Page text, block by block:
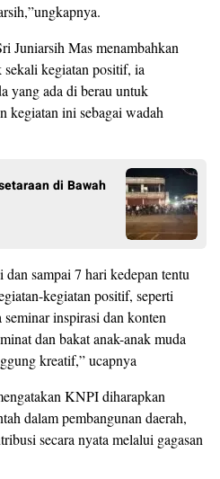
Juniarsih Mas menambahkan
sekali kegiatan positif, ia
yang ada di berau untuk
kegiatan ini sebagai wadah
di Bawah
sampai 7 hari kedepan tentu
kegiatan positif, seperti
inspirasi dan konten
dan bakat anak-anak muda
kreatif,” ucapnya
KNPI diharapkan
dalam pembangunan daerah,
secara nyata melalui gagasan